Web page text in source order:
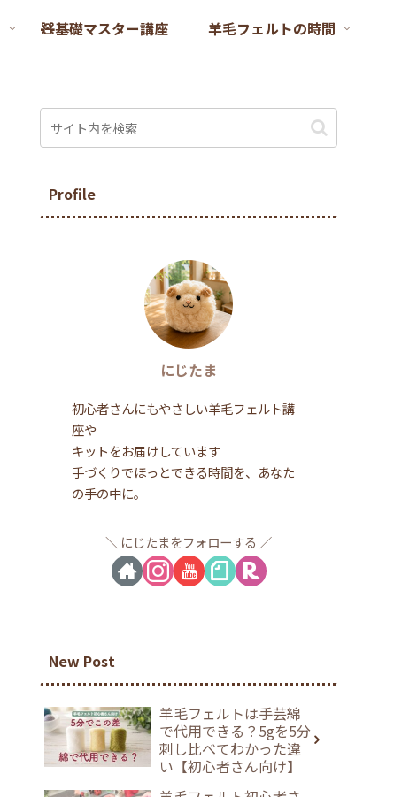
🧸基礎マスター講座 羊毛フェルトの時間
Profile
にじたま
初心者さんにもやさしい羊毛フェルト講
座や
キットをお届けしています
手づくりでほっとできる時間を、あなた
の手の中に。
にじたまをフォローする
New Post
羊毛フェルトは手芸綿
で代用できる？5gを5分
刺し比べてわかった違
い【初心者さん向け】